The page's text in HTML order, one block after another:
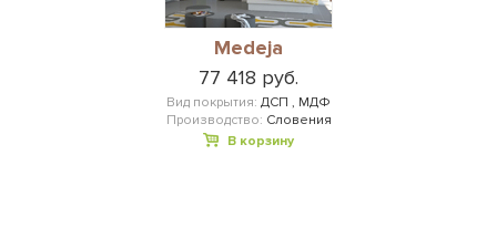
Medeja
77 418 руб.
Вид покрытия: ДСП , МДФ
Производство: Словения
В корзину